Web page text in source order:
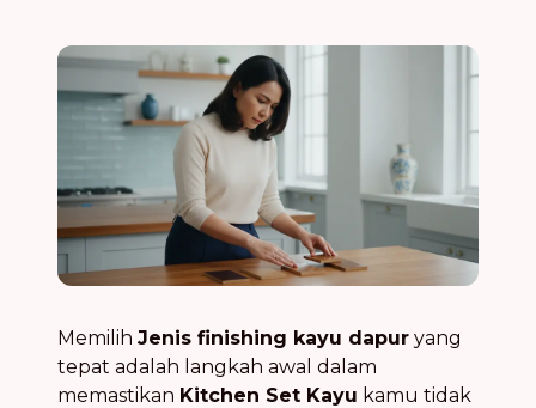
Memilih Jenis finishing kayu dapur yang
tepat adalah langkah awal dalam
memastikan Kitchen Set Kayu kamu tidak